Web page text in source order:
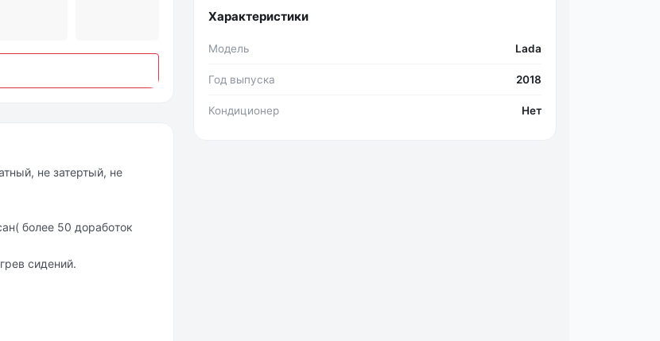
Характеристики
Модель Lada
Год выпуска 2018
Кондиционер Нет
нe затертый, не
болee 50 дopaбoтoк
cидений.